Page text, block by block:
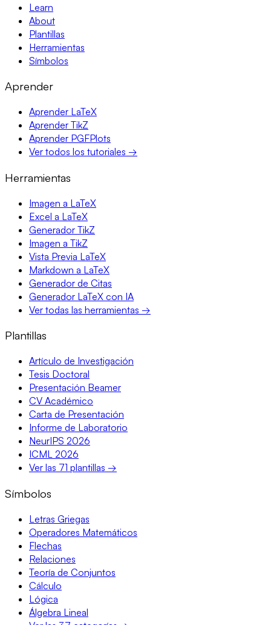
Learn
About
Plantillas
Herramientas
Símbolos
Aprender
Aprender LaTeX
Aprender TikZ
Aprender PGFPlots
Ver todos los tutoriales →
Herramientas
Imagen a LaTeX
Excel a LaTeX
Generador TikZ
Imagen a TikZ
Vista Previa LaTeX
Markdown a LaTeX
Generador de Citas
Generador LaTeX con IA
Ver todas las herramientas →
Plantillas
Artículo de Investigación
Tesis Doctoral
Presentación Beamer
CV Académico
Carta de Presentación
Informe de Laboratorio
NeurIPS 2026
ICML 2026
Ver las 71 plantillas →
Símbolos
Letras Griegas
Operadores Matemáticos
Flechas
Relaciones
Teoría de Conjuntos
Cálculo
Lógica
Álgebra Lineal